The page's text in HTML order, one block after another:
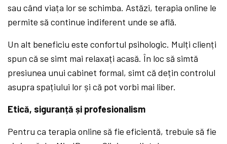
sau când viața lor se schimba. Astăzi, terapia online le
permite să continue indiferent unde se află.
Un alt beneficiu este confortul psihologic. Mulți clienți
spun că se simt mai relaxați acasă. În loc să simtă
presiunea unui cabinet formal, simt că dețin controlul
asupra spațiului lor și că pot vorbi mai liber.
Etică, siguranță și profesionalism
Pentru ca terapia online să fie eficientă, trebuie să fie